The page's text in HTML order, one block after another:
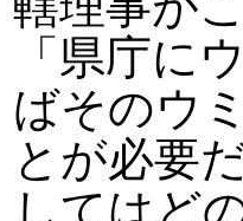
「県庁に
ばそのウ
とが必要
してはど